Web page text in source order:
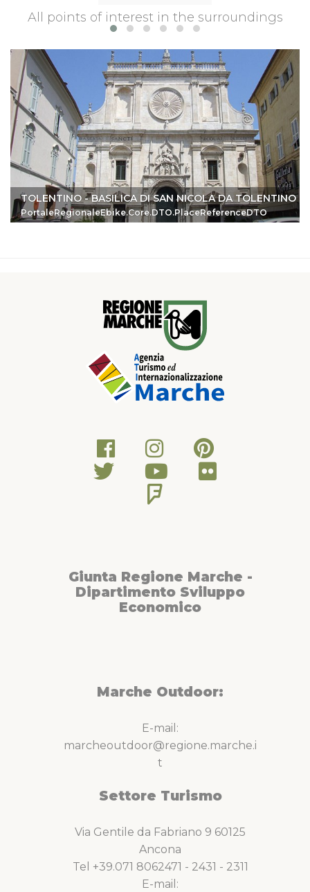
All points of interest in the surroundings
TOLENTINO - BASILICA DI SAN NICOLA DA TOLENTINO
PortaleRegionaleEbike.Core.DTO.PlaceReferenceDTO
Giunta Regione Marche -
Dipartimento Sviluppo
Economico
Marche Outdoor:
E-mail:
marcheoutdoor@regione.marche.i
t
Settore Turismo
Via Gentile da Fabriano 9 60125
Ancona
Tel +39.071 8062471 - 2431 - 2311
E-mail: